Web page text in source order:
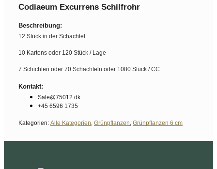
Codiaeum Excurrens Schilfrohr
Beschreibung:
12 Stück in der Schachtel
10 Kartons oder 120 Stück / Lage
7 Schichten oder 70 Schachteln oder 1080 Stück / CC
Kontakt:
Sale@75012.dk
+45 6596 1735
Kategorien: Alle Kategorien Grünpflanzen Grünpflanzen 6 cm